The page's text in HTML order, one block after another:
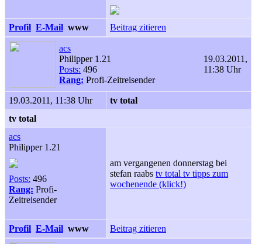
Profil E-Mail www Beitrag zitieren
acs
Philipper 1.21
Posts: 496
Rang: Profi-Zeitreisender
19.03.2011,
11:38 Uhr
19.03.2011, 11:38 Uhr
tv total
tv total
acs
Philipper 1.21
Posts: 496
Rang: Profi-
Zeitreisender
am vergangenen donnerstag bei
stefan raabs tv total tv tipps zum
wochenende (klick!)
Profil E-Mail www Beitrag zitieren